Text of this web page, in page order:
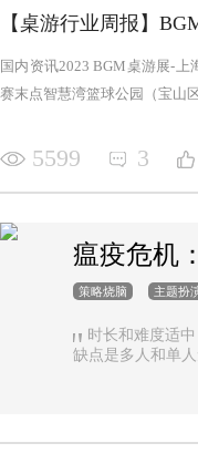
【桌游行业周报】
国内资讯2023 BGM桌游展-
赛末点智慧湾篮球公园（宝山
5599 3
瘟疫危机
策略烧脑 主题扮
时长和难度适
缺点是多人和单